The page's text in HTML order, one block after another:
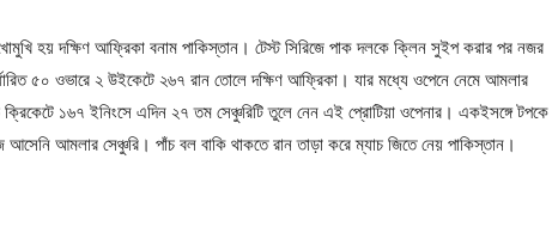
হয় দক্ষিণ আফ্রিকা বনাম পাকিস্তান। টেস্ট সিরিজে পাক দলকে ক্লিন সুইপ করার পর নজর
৫০ ওভারে ২ উইকেটে ২৬৭ রান তোলে দক্ষিণ আফ্রিকা। যার মধ্যে ওপেনে নেমে আমলার
১৬৭ ইনিংসে এদিন ২৭ তম সেঞ্চুরিটি তুলে নেন এই প্রোটিয়া ওপেনার। একইসঙ্গে টপকে
আমলার সেঞ্চুরি। পাঁচ বল বাকি থাকতে রান তাড়া করে ম্যাচ জিতে নেয় পাকিস্তান।